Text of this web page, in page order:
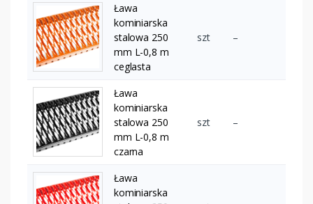
Ława
kominiarska
stalowa 250
mm L-0,8 m
ceglasta
szt –
Ława
kominiarska
stalowa 250
mm L-0,8 m
czarna
szt –
Ława
kominiarska